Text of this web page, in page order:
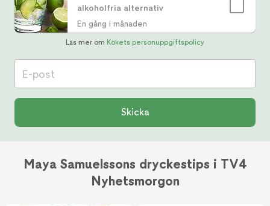
alkoholfria alternativ
En gång i månaden
Läs mer om Kökets personuppgiftspolicy
E-post
Skicka
Maya Samuelssons dryckestips i TV4
Nyhetsmorgon